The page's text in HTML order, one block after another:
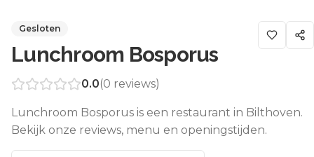
Gesloten
Lunchroom Bosporus
0.0(0 reviews)
Lunchroom Bosporus is een restaurant in Bilthoven.
Bekijk onze reviews, menu en openingstijden.